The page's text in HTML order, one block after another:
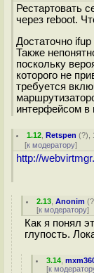
Рестартовать
через reboot.
Достаточно
Также
поскольку
которого не
требуется
интерфейсом в
1.12 ,Retspen (?),
[к модератору]
http://
2.13 ,Anonim (
[к модератору]
Как я понял
глупость.
3.14 ,
[к